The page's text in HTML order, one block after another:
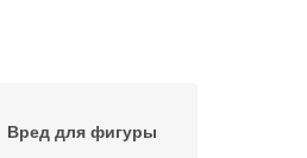
Вред для фигуры